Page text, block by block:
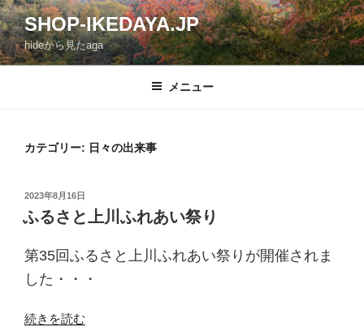
コ
ン
テ
ン
SHOP-IKEDAYA.JP
hideから見たaga
メニュー
カテゴリー: 日々の出来事
投
稿
日:
2023年8月16日
ふるさと上川ふれあい祭り
第35回ふるさと上川ふれあい祭りが開催されま
した・・・
“ふ
続きを読む